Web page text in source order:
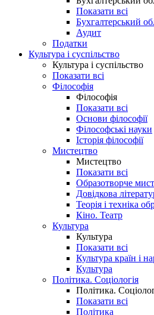
Показати всі
Бухгалтерський
Аудит
Податки
Культура і суспільство
Культура і суспільство
Показати всі
Філософія
Філософія
Показати всі
Основи філософії
Філософські науки
Історія філософії
Мистецтво
Мистецтво
Показати всі
Образотворче
Довідкова
Теорія і техніка
Кіно. Театр
Культура
Культура
Показати всі
Культура країн і
Культура
Політика. Соціологія
Політика.
Показати всі
Політика